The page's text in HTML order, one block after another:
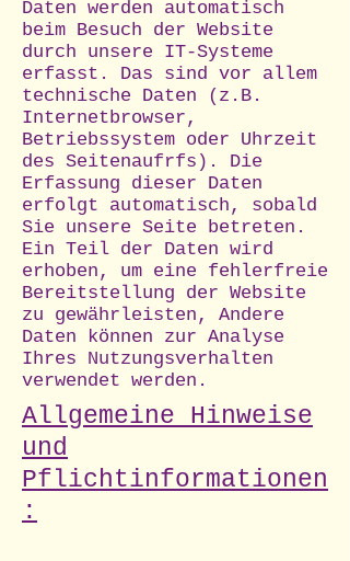
Daten werden automatisch
beim Besuch der Website
durch unsere IT-Systeme
erfasst. Das sind vor allem
technische Daten (z.B.
Internetbrowser,
Betriebssystem oder Uhrzeit
des Seitenaufrfs). Die
Erfassung dieser Daten
erfolgt automatisch, sobald
Sie unsere Seite betreten.
Ein Teil der Daten wird
erhoben, um eine fehlerfreie
Bereitstellung der Website
zu gewährleisten, Andere
Daten können zur Analyse
Ihres Nutzungsverhalten
verwendet werden.
Allgemeine Hinweise
und
Pflichtinformationen
: